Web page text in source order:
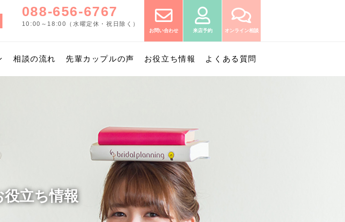
088-656-6767
10:00～18:00（水曜定休・祝日除く）
お問い合わせ 来店予約 オンライン相談
相談の流れ 先輩カップルの声 お役立ち情報 よくある質問
立ち情報